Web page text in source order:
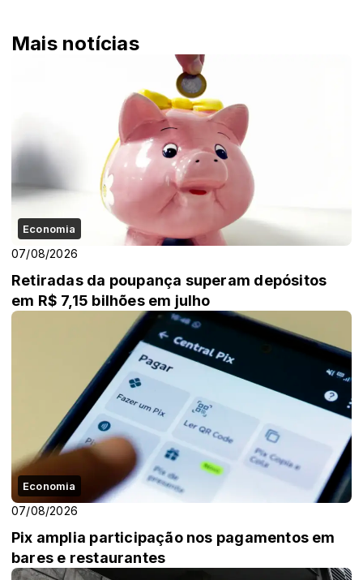
Mais notícias
Economia
07/08/2026
Retiradas da poupança superam depósitos
em R$ 7,15 bilhões em julho
Economia
07/08/2026
Pix amplia participação nos pagamentos em
bares e restaurantes